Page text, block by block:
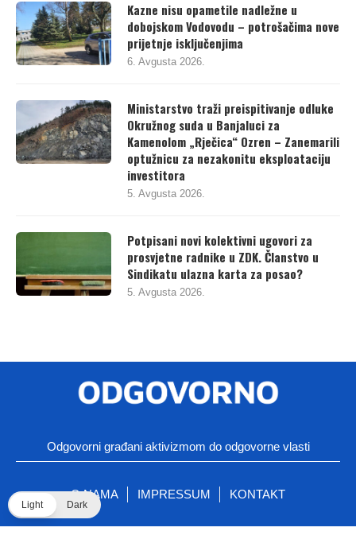
Kazne nisu opametile nadležne u
dobojskom Vodovodu – potrošačima nove
prijetnje isključenjima
6. Avgusta 2026.
Ministarstvo traži preispitivanje odluke
Okružnog suda u Banjaluci za
Kamenolom „Rječica“ Ozren – Zanemarili
optužnicu za nezakonitu eksploataciju
investitora
5. Avgusta 2026.
Potpisani novi kolektivni ugovori za
prosvjetne radnike u ZDK. Članstvo u
Sindikatu ulazna karta za posao?
5. Avgusta 2026.
Odgovorni građani aktivizmom do odgovorne vlasti
O NAMA IMPRESSUM KONTAKT
Light Dark